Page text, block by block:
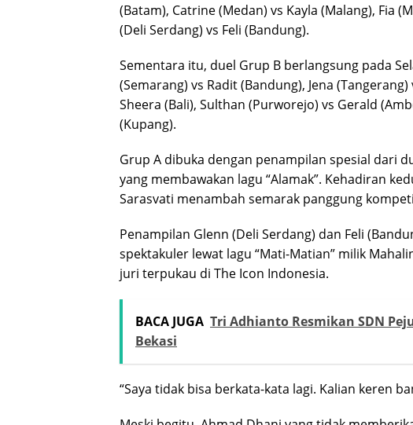
(Batam), Catrine (Medan) vs Kayla (Malang), Fia
(Deli Serdang) vs Feli (Bandung).
Sementara itu, duel Grup B berlangsung pada
(Semarang) vs Radit (Bandung), Jena
Sheera (Bali), Sulthan (Purworejo) vs Gerald
(Kupang).
Grup A dibuka dengan penampilan spesial dari
yang membawakan lagu “Alamak”. Kehadiran
Sarasvati menambah semarak panggung
Penampilan Glenn (Deli Serdang) dan Feli
spektakuler lewat lagu “Mati-Matian” milik
juri terpukau di The Icon Indonesia.
BACA JUGA Tri Adhianto Resmikan SDN
Bekasi
“Saya tidak bisa berkata-kata lagi. Kalian keren